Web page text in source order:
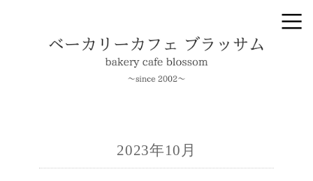
2023年10月